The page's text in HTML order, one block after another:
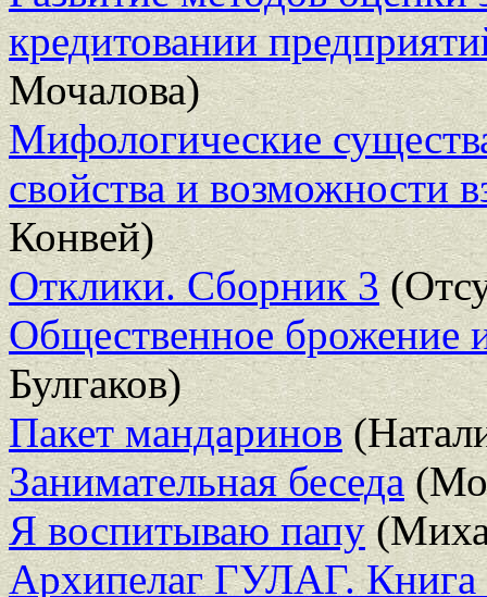
кредитовании
Мочалова)
Мифологические
свойства и возможности
Конвей)
Отклики. Сборник 3
Общественное брожение
Булгаков)
Пакет мандаринов
Занимательная беседа
Я воспитываю папу
Архипелаг ГУЛАГ. Книга